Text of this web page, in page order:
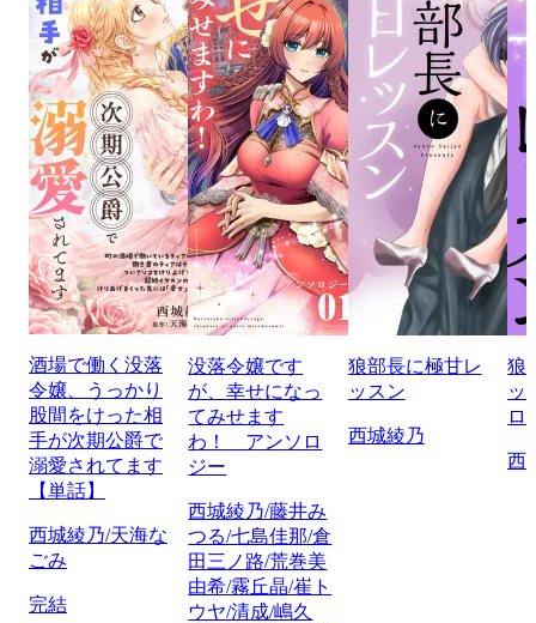
酒場で働く没落
令嬢、うっかり
股間をけった相
手が次期公爵で
溺愛されてます
【単話】
西城綾乃/天海な
ごみ
完結
没落令嬢です
が、幸せになっ
てみせます
わ！ アンソロ
ジー
西城綾乃/藤井み
つる/七島佳那/倉
田三ノ路/荒巻美
由希/霧丘晶/崔ト
ウヤ/清成/嶋久
狼部長に極甘レ
ッスン
西城綾乃
狼
ッ
ロ
西